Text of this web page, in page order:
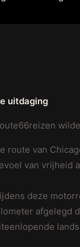
uitdaging
route van
van vrijheid
deze
afgelegd